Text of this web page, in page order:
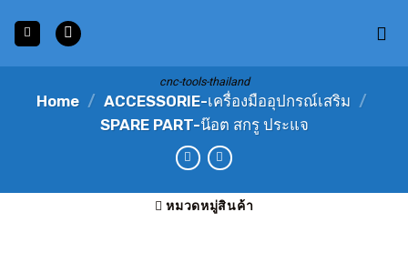
content
cnc-tools-thailand
Home / ACCESSORIE-เครื่องมืออุปกรณ์เสริม /
SPARE PART-น๊อต สกรู ประแจ
หมวดหมู่สินค้า